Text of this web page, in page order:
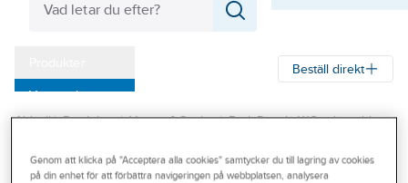
Varumärken
Outlet
Beställ direkt
Ahlsell Produkter Värme & Sanitet
Bad, Dusch, WC och möbler
Övriga duschanordningar
Genom att klicka på "Acceptera alla cookies" samtycker du till lagring av cookies
på din enhet för att förbättra navigeringen på webbplatsen, analysera